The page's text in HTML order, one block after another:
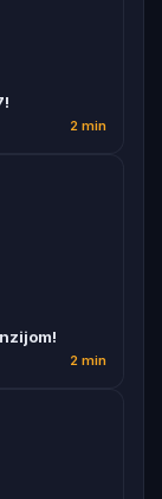
2 min
2 min